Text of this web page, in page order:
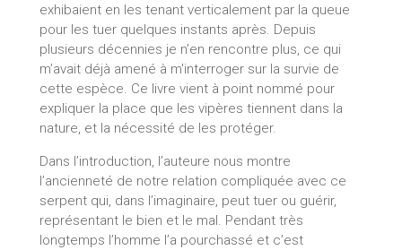
exhibaient en les tenant verticalement par la queue
pour les tuer quelques instants après. Depuis
plusieurs décennies je n’en rencontre plus, ce qui
m’avait déjà amené à m'interroger sur la survie de
cette espèce. Ce livre vient à point nommé pour
expliquer la place que les vipères tiennent dans la
nature, et la nécessité de les protéger.
Dans l’introduction, l’auteure nous montre
l’ancienneté de notre relation compliquée avec ce
serpent qui, dans l’imaginaire, peut tuer ou guérir,
représentant le bien et le mal. Pendant très
longtemps l’homme l’a pourchassé et c’est